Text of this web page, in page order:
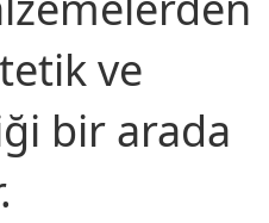
ve
bir arada